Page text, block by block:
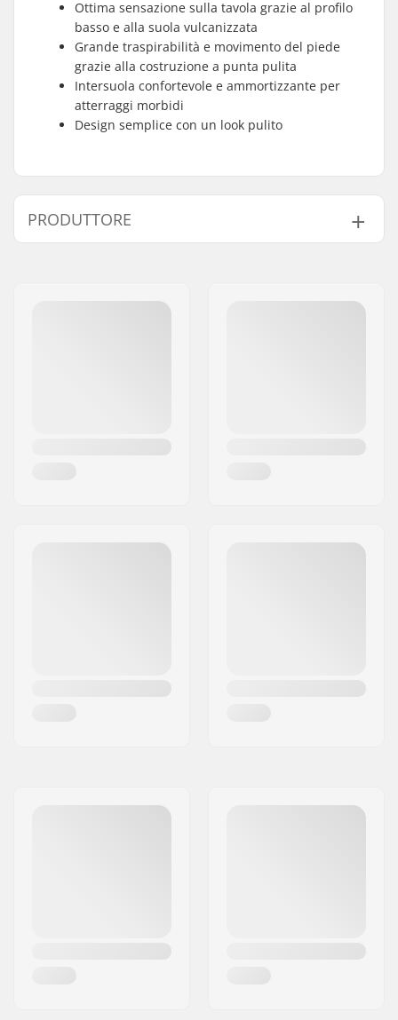
Ottima sensazione sulla tavola grazie al profilo
basso e alla suola vulcanizzata
Grande traspirabilità e movimento del piede
grazie alla costruzione a punta pulita
Intersuola confortevole e ammortizzante per
atterraggi morbidi
Design semplice con un look pulito
PRODUTTORE